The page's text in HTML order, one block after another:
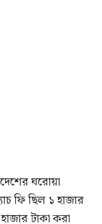
ঘরোয়া
ফি ছিল ১ হাজার
টাকা করা